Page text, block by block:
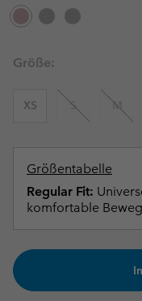
Größe:
XS S M
Größentabelle
Regular Fit:
komfortable